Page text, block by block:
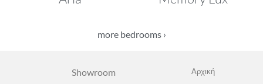
more bedrooms ›
Showroom
Αρχική